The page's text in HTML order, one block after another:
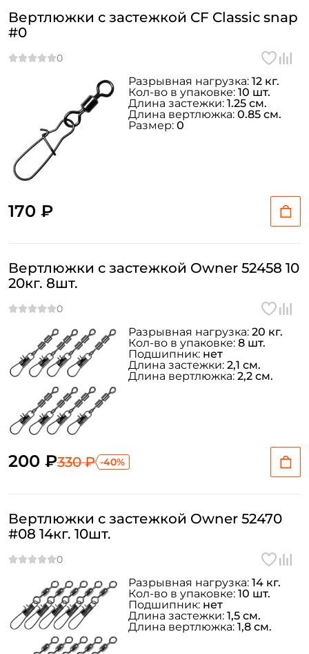
Вертлюжки с застежкой CF Classic snap
#0
170 ₽
Разрывная нагрузка: 12 кг.
Кол-во в упаковке: 10 шт.
Длина застежки: 1.25 см.
Длина вертлюжка: 0.85 см.
Размер: 0
Вертлюжки с застежкой Owner 52458 10
20кг. 8шт.
200 ₽330 ₽ -40%
Разрывная нагрузка: 20 кг.
Кол-во в упаковке: 8 шт.
Подшипник: нет
Длина застежки: 2,1 см.
Длина вертлюжка: 2,2 см.
Вертлюжки с застежкой Owner 52470
#08 14кг. 10шт.
Разрывная нагрузка: 14 кг.
Кол-во в упаковке: 10 шт.
Подшипник: нет
Длина застежки: 1,5 см.
Длина вертлюжка: 1,8 см.